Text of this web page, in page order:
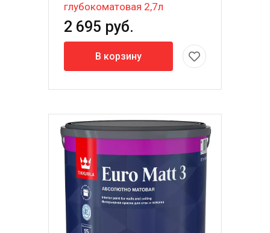
глубокоматовая 2,7л
2 695 руб.
В корзину